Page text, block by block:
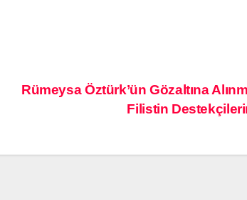
Rümeysa Öztürk’ün Gözaltına
Filistin